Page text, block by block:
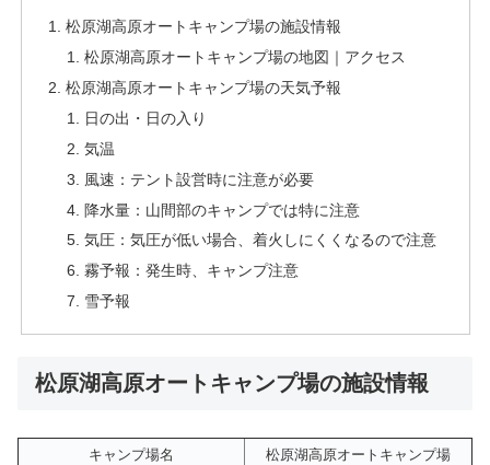
松原湖高原オートキャンプ場の施設情報
松原湖高原オートキャンプ場の地図｜アクセス
松原湖高原オートキャンプ場の天気予報
日の出・日の入り
気温
風速：テント設営時に注意が必要
降水量：山間部のキャンプでは特に注意
気圧：気圧が低い場合、着火しにくくなるので注意
霧予報：発生時、キャンプ注意
雪予報
松原湖高原オートキャンプ場の施設情報
キャンプ場名
松原湖高原オートキャンプ場